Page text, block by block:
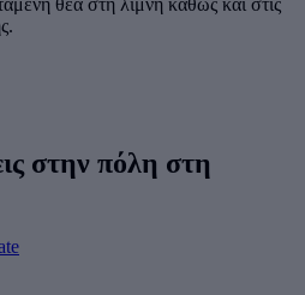
θέα στη λίμνη καθώς και στις
στην πόλη στη